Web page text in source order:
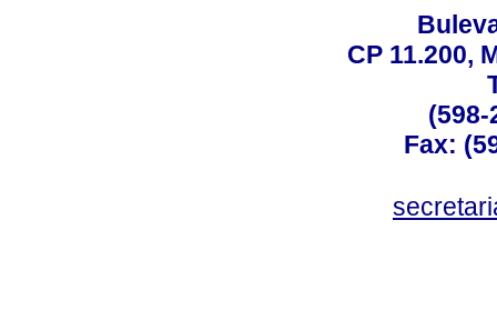
CP 11.200,
(598-
Fax: